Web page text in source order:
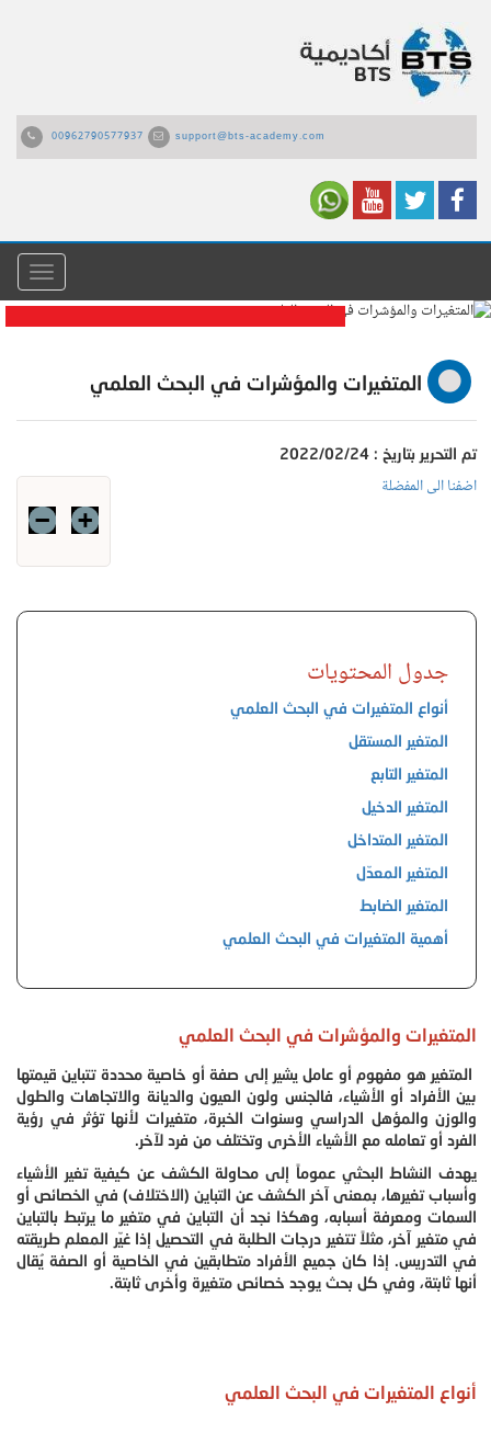
00962790577937 support@bts-academy.com
القائمة
البحث العلمي
المتغيرات والمؤشرات في البحث العلمي
تم التحرير بتاريخ : 2022/02/24
اضفنا الى المفضلة
جدول المحتويات
أنواع المتغيرات في البحث العلمي
المتغير المستقل
المتغير التابع
المتغير الدخيل
المتغير المتداخل
المتغير المعدّل
المتغير الضابط
أهمية المتغيرات في البحث العلمي
المتغيرات والمؤشرات في البحث العلمي
المتغير هو مفهوم أو عامل يشير إلى صفة أو خاصية محددة تتباين قيمتها
بين الأفراد أو الأشياء، فالجنس ولون العيون والديانة والاتجاهات والطول
والوزن والمؤهل الدراسي وسنوات الخبرة، متغيرات لأنها تؤثر في رؤية
الفرد أو تعامله مع الأشياء الأخرى وتختلف من فرد لآخر.
يهدف النشاط البحثي عموماً إلى محاولة الكشف عن كيفية تغير الأشياء
وأسباب تغيرها، بمعنى آخر الكشف عن التباين (الاختلاف) في الخصائص أو
السمات ومعرفة أسبابه، وهكذا نجد أن التباين في متغير ما يرتبط بالتباين
في متغير آخر، مثلاً تتغير درجات الطلبة في التحصيل إذا غيّر المعلم طريقته
في التدريس. إذا كان جميع الأفراد متطابقين في الخاصية أو الصفة يُقال
أنها ثابتة، وفي كل بحث يوجد خصائص متغيرة وأخرى ثابتة.
أنواع المتغيرات في البحث العلمي